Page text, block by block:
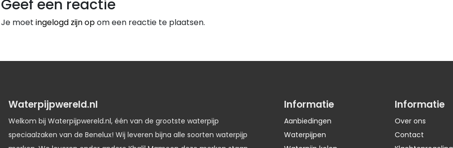
Geef een reactie
Je moet ingelogd zijn opom een reactie te plaatsen.
Waterpijpwereld.nl
Welkom bij Waterpijpwereld.nl, één van de grootste waterpijp
speciaalzaken van de Benelux! Wij leveren bijna alle soorten waterpijp
Informatie
Aanbiedingen
Waterpijpen
Informatie
Over ons
Contact